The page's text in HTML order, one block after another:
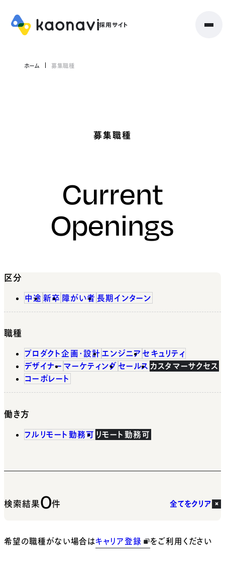
ホーム 募集職種
募集職種
Current
Openings
区分
中途 新卒 障がい者 長期インターン
職種
プロダクト企画・設計 エンジニア セキュリティ
デザイナー マーケティング セールス カスタマーサクセス
コーポレート
働き方
フルリモート勤務可 リモート勤務可
検索結果0件 全てをクリア
希望の職種がない場合はキャリア登録 をご利用ください